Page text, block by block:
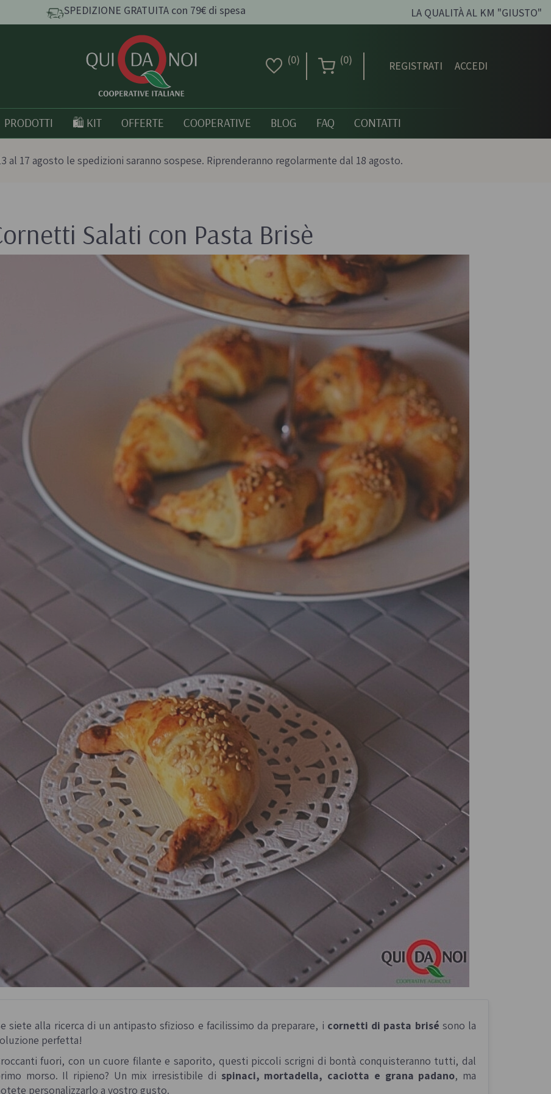
SPEDIZIONE GRATUITA con 79€ di spesa LA QUALITÀ AL KM "GIUSTO"
(0) (0) REGISTRATI ACCEDI
PRODOTTI
e
Pasta, Riso e Cereali
Taralli e grissini artigianali
Farine biologiche
Tutto bio
Creme spalmabili
Confetture bio
Miele italiano
Bevande e succhi di
Té e tisane biologiche
Succhi bio e bevande
Frutta secca e legumi
Frutta secca biologica
Legumi bio
Birre, vini e liquori
Vini italiani
Birre artigianali
Liquori e distillati artigianali
🛍️ KIT OFFERTE COOPERATIVE BLOG FAQ CONTATTI
al 17 agosto le spedizioni saranno sospese. Riprenderanno regolarmente dal 18 agosto.
Salati con Pasta Brisè
siete alla ricerca di un antipasto sfizioso e facilissimo da preparare, i cornetti di pasta brisé sono la
perfetta!
fuori, con un cuore filante e saporito, questi piccoli scrigni di bontà conquisteranno tutti, dal
morso. Il ripieno? Un mix irresistibile di spinaci, mortadella, caciotta e grana padano, ma
personalizzarlo a vostro gusto.